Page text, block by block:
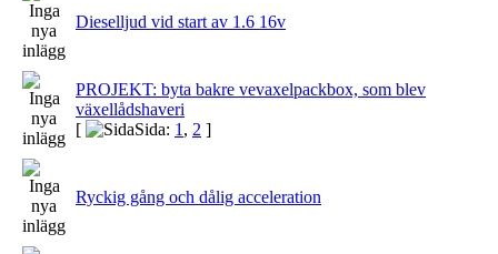
Dieselljud vid start av 1.6 16v
PROJEKT: byta bakre vevaxelpackbox, som blev
växellådshaveri
[
Sida: 1 , 2 ]
Ryckig gång och dålig acceleration